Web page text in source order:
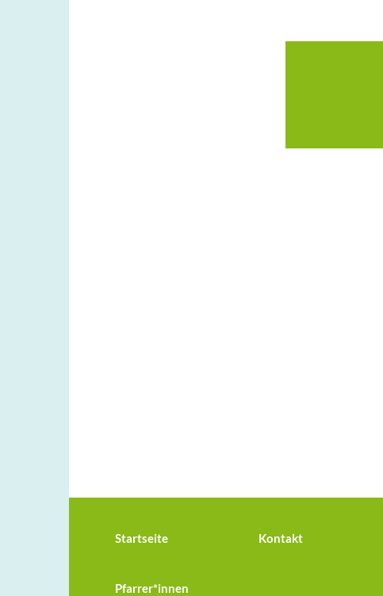
Startseite Kontakt
Pfarrer*innen